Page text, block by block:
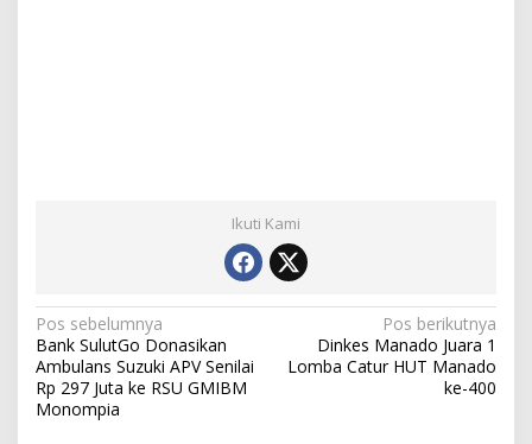
Ikuti Kami
N
a
v
Pos sebelumnya
Bank SulutGo Donasikan
Ambulans Suzuki APV Senilai
Rp 297 Juta ke RSU GMIBM
Monompia
Pos berikutnya
Dinkes Manado Juara 1
Lomba Catur HUT Manado
ke-400